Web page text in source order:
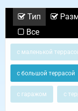
Тип
Все
с маленькой
с большой террасой
с гаражом с